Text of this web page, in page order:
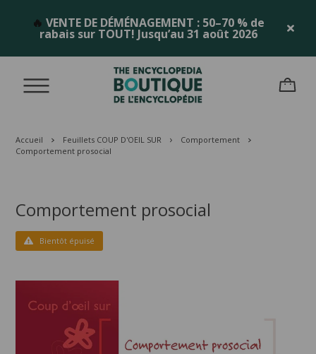
🔥 VENTE DE DÉMÉNAGEMENT : 50–70 % de
rabais sur TOUT! Jusqu’au 31 août 2026
Accueil Feuillets COUP D'OEIL SUR
Comportement
Comportement prosocial
Comportement prosocial
Bientôt épuisé